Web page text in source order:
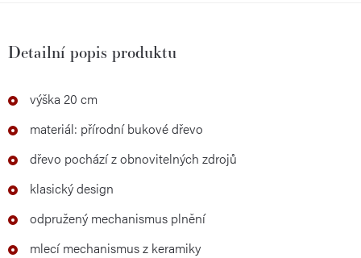
Detailní popis produktu
výška 20 cm
materiál: přírodní bukové dřevo
dřevo pochází z obnovitelných zdrojů
klasický design
odpružený mechanismus plnění
mlecí mechanismus z keramiky